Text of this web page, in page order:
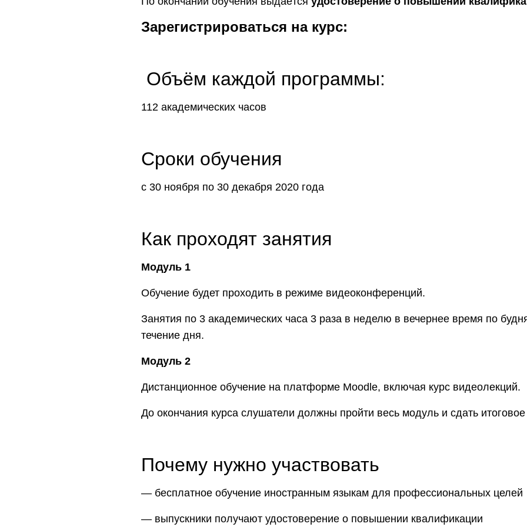
Зарегистрироваться на курс:
Объём каждой программы:
112 академических часов
Сроки обучения
с 30 ноября по 30 декабря 2020 года
Как проходят занятия
Модуль 1
Обучение будет проходить в режиме видеоконференций.
Занятия по 3 академических часа 3 раза в неделю в вечернее время по
течение дня.
Модуль 2
Дистанционное обучение на платформе Moodle, включая курс видеолекций.
До окончания курса слушатели должны пройти весь модуль и сдать итоговое
Почему нужно участвовать
― бесплатное обучение иностранным языкам для профессиональных целей
― выпускники получают удостоверение о повышении квалификации